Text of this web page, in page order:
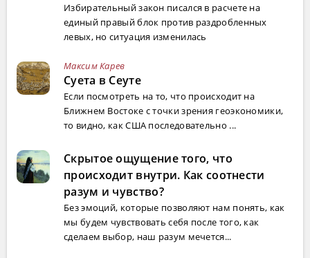
Избирательный закон писался в расчете на
единый правый блок против раздробленных
левых, но ситуация изменилась
Максим Карев
Суета в Сеуте
Если посмотреть на то, что происходит на
Ближнем Востоке с точки зрения геоэкономики,
то видно, как США последовательно ...
Скрытое ощущение того, что
происходит внутри. Как соотнести
разум и чувство?
Без эмоций, которые позволяют нам понять, как
мы будем чувствовать себя после того, как
сделаем выбор, наш разум мечется...